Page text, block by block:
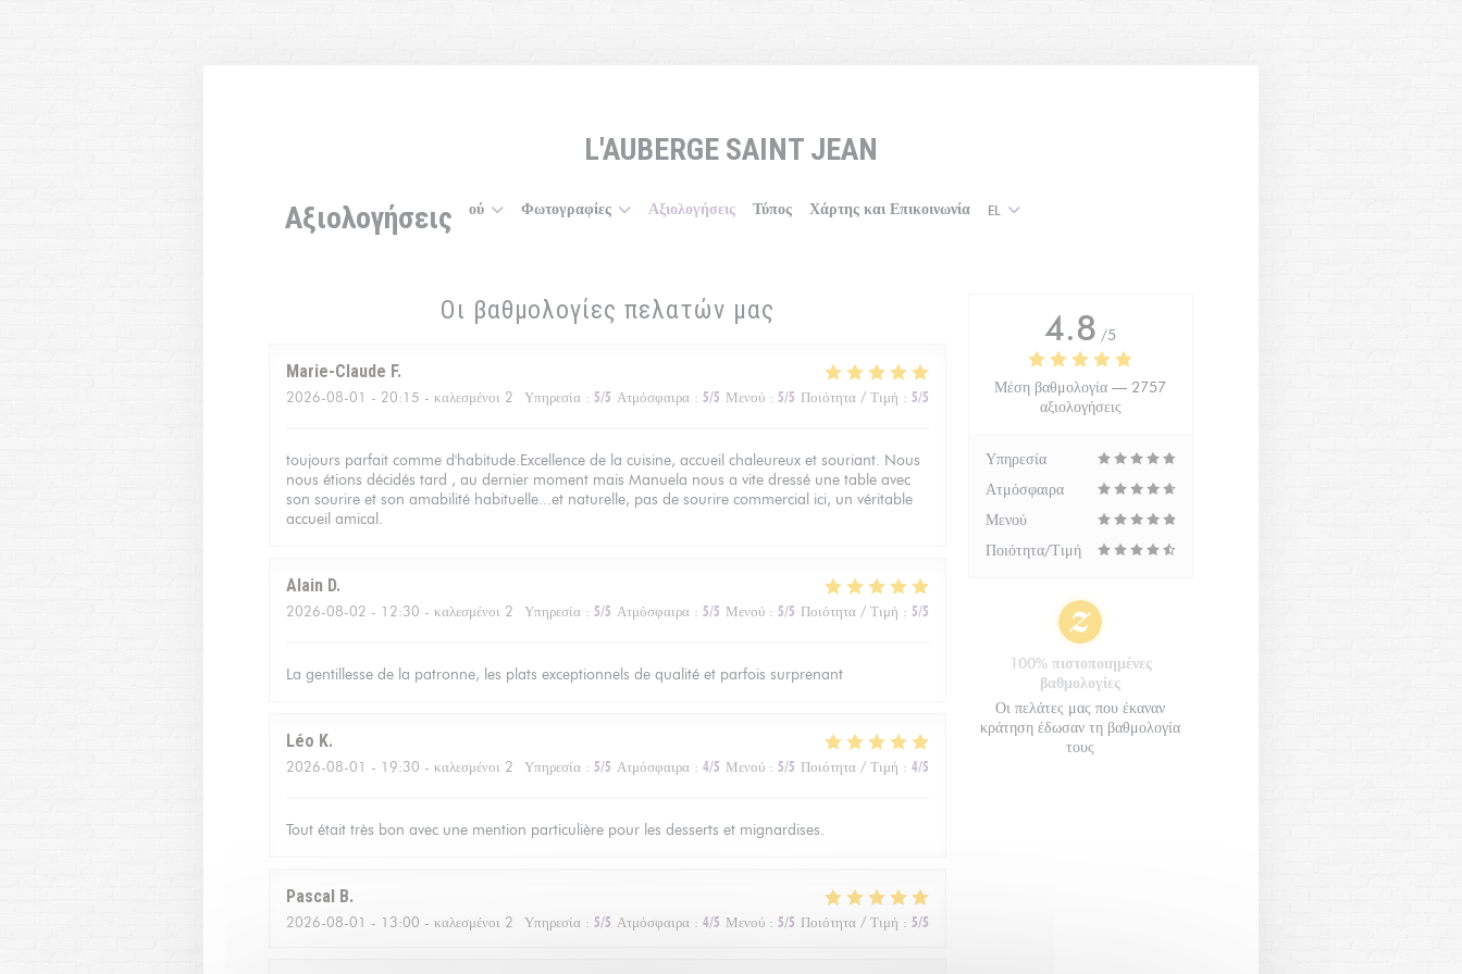
L'AUBERGE SAINT JEAN
Μενού Φωτογραφίες Αξιολογήσεις Τύπος Χάρτης και Επικοινωνία EL
Αξιολογήσεις
Οι βαθμολογίες πελατών μας
Marie-Claude F
2026-08-01 - 20:15 - καλεσμένοι 2 Υπηρεσία: 5/5 Ατμόσφαιρα: 5/5 Μενού: 5/5 Ποιότητα / Τιμή : 5/5
toujours parfait comme d'habitude.Excellence de la cuisine, accueil chaleureux et souriant. Nous
nous étions décidés tard , au dernier moment mais Manuela nous a vite dressé une table avec
son sourire et son amabilité habituelle...et naturelle, pas de sourire commercial ici, un véritable
accueil amical.
Alain D
2026-08-02 - 12:30 - καλεσμένοι 2 Υπηρεσία: 5/5 Ατμόσφαιρα: 5/5 Μενού: 5/5 Ποιότητα / Τιμή : 5/5
La gentillesse de la patronne, les plats exceptionnels de qualité et parfois surprenant
Léo K
2026-08-01 - 19:30 - καλεσμένοι 2 Υπηρεσία: 5/5 Ατμόσφαιρα: 4/5 Μενού: 5/5 Ποιότητα / Τιμή : 4/5
Tout était très bon avec une mention particulière pour les desserts et mignardises.
Pascal B
2026-08-01 - 13:00 - καλεσμένοι 2 Υπηρεσία: 5/5 Ατμόσφαιρα: 4/5 Μενού: 5/5 Ποιότητα / Τιμή : 5/5
4.8 /5
Μέση βαθμολογία — 2757
αξιολογήσεις
Υπηρεσία
Ατμόσφαιρα
Μενού
Ποιότητα/Τιμή
100% πιστοποιημένες
βαθμολογίες
Οι πελάτες μας που έκαναν
κράτηση έδωσαν τη βαθμολογία
τους